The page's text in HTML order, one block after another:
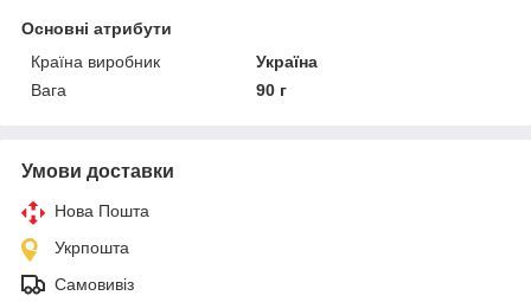
Основні атрибути
Країна виробник
Україна
Вага
90 г
Умови доставки
Нова Пошта
Укрпошта
Самовивіз